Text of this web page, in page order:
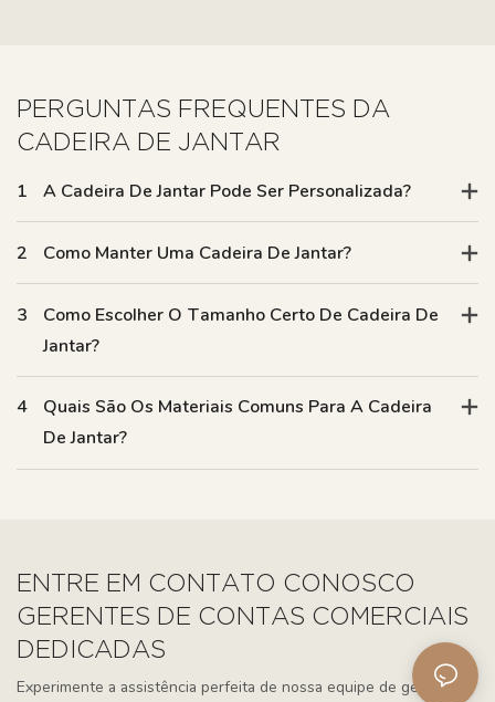
PERGUNTAS FREQUENTES DA
CADEIRA DE JANTAR
1 A Cadeira De Jantar Pode Ser Personalizada?
2 Como Manter Uma Cadeira De Jantar?
3
Como Escolher O Tamanho Certo De Cadeira De
Jantar?
4
Quais São Os Materiais Comuns Para A Cadeira
De Jantar?
ENTRE EM CONTATO CONOSCO
GERENTES DE CONTAS COMERCIAIS
DEDICADAS
Experimente a assistência perfeita de nossa equipe de gerentes